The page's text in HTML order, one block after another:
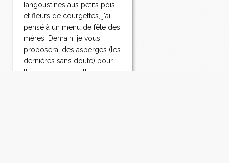
langoustines aus petits pois
et fleurs de courgettes, j'ai
pensé à un menu de fête des
mères. Demain, je vous
proposerai des asperges (les
dernières sans doute) pour
l'entrée mais, en attendant